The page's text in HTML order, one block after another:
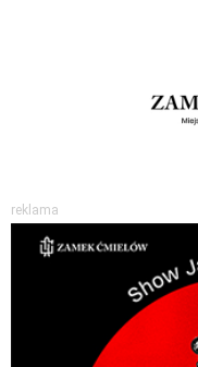
reklama